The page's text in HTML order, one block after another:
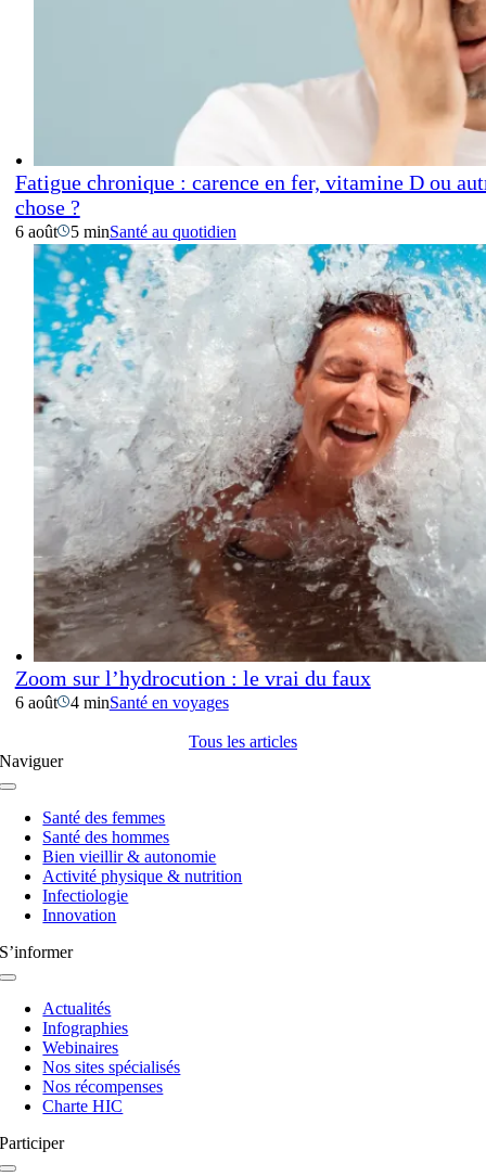
Fatigue chronique : carence en fer, vitamine D ou
chose ?
6 août 5 minSanté au quotidien
Zoom sur l’hydrocution : le vrai du faux
6 août 4 minSanté en voyages
Tous les articles
Naviguer
Navigation
basculeSanté des femmes
Santé des hommes
Bien vieillir & autonomie
Activité physique & nutrition
Infectiologie
Innovation
S’informer
Navigation
basculeActualités
Infographies
Webinaires
Nos sites spécialisés
Nos récompenses
Charte HIC
Participer